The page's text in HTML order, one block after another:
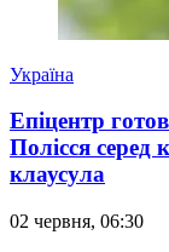
Україна
Епіцентр
Полісся серед
клаусула
02 червня, 06:30